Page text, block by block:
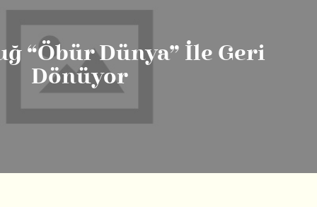
“Öbür Dünya” İle Geri
Dönüyor